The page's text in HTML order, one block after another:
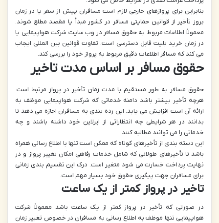
بنابراین برای پروازهای خارجی لازم است مسافران پیش از سفر یا در زمان
بروز تأخیر از قوانین حمایتی مسافر در کشور مبدأ یا مقصد مطلع شوند.
معمولاً اطلاعات مربوط به حقوق مسافر در وب سایت شرکت هواپیمایی یا
در زمان خرید بلیت قابل دسترسی است. تفاوت قوانین بین المللی ایجاب
می کند که مسافر اطلاعات دقیق مربوط به پرواز خود را بررسی کند.
حقوق مسافر بر اساس مدت تاخیر
حقوق مسافر به طور مستقیم با مدت زمان تأخیر در پرواز مرتبط است.
هرچه تأخیر بیشتر باشد دامنه خدماتی که شرکت هواپیمایی موظف به
ارائه آن است افزایش می یابد. این رده بندی به مسافران اجازه می دهد تا
بدانند در هر شرایطی چه انتظاراتی از ایرلاین خود داشته باشند و چه
خدماتی را می توانند مطالبه کنند.
این دسته بندی از تأخیرهای کوتاه که ممکن است تنها با اطلاع رسانی همراه
باشد تا تأخیرهای طولانی که شامل خدمات رفاهی امکان تغییر پرواز و در
نهایت پرداخت خسارت می شود متغیر است. درک این تقسیم بندی زمانی
برای مسافران جهت پیگیری حقوق خود بسیار مهم است.
تاخیر در پرواز کمتر از یک ساعت
در صورتی که تأخیر در پرواز کمتر از یک ساعت باشد معمولاً شرکت
هواپیمایی تنها موظف به اطلاع رسانی به مسافران در خصوص تغییر زمان